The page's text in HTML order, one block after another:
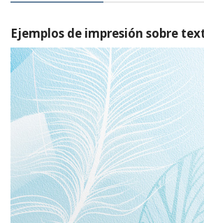
Ejemplos de impresión sobre